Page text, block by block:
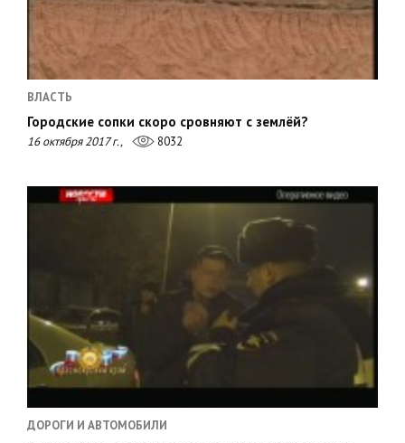
ВЛАСТЬ
Городские сопки скоро сровняют с землёй?
16 октября 2017 г., 8032
ДОРОГИ И АВТОМОБИЛИ